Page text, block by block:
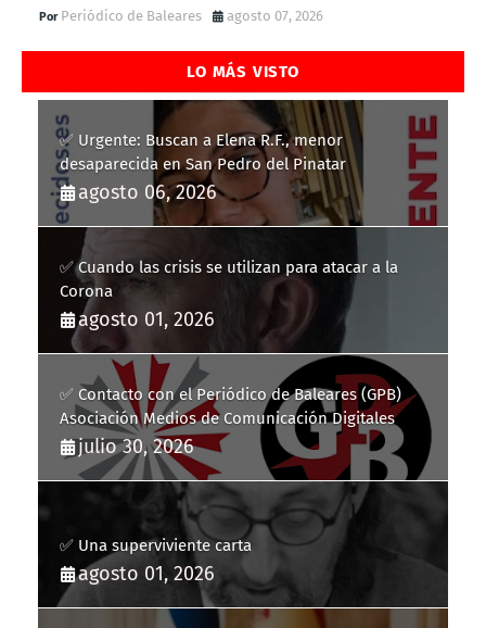
Periódico de Baleares agosto 07, 2026
LO MÁS VISTO
✅ Urgente: Buscan a Elena R.F., menor
desaparecida en San Pedro del Pinatar
agosto 06, 2026
✅ Cuando las crisis se utilizan para atacar a la
Corona
agosto 01, 2026
✅ Contacto con el Periódico de Baleares (GPB)
Asociación Medios de Comunicación Digitales
julio 30, 2026
✅ Una superviviente carta
agosto 01, 2026